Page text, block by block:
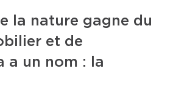
la nature gagne du
et de
a un nom : la